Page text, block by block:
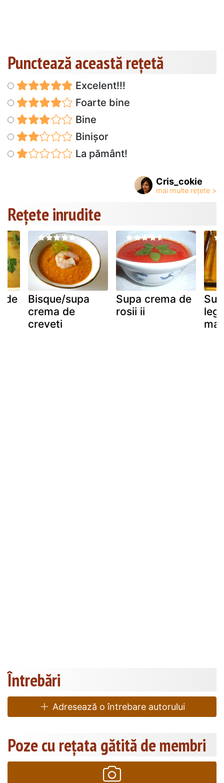
Punctează această reţetă
Excelent!!!
Foarte bine
Bine
Binișor
La pământ!
Cris_cokie
Rețete inrudite
de
Bisque/supa
crema de
creveti
Supa crema de
rosii ii
Întrebări
Adresează o întrebare autorului
Poze cu rețata gătită de membri